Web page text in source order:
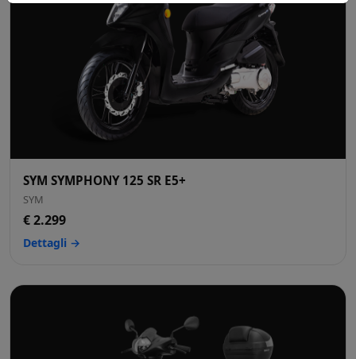
SYM SYMPHONY 125 SR E5+
SYM
€ 2.299
Dettagli →